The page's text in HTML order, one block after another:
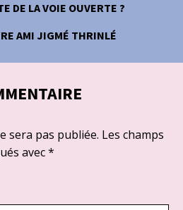
DE LA VOIE OUVERTE ?
AMI JIGMÉ THRINLÉ
sera pas publiée. Les champs
avec*